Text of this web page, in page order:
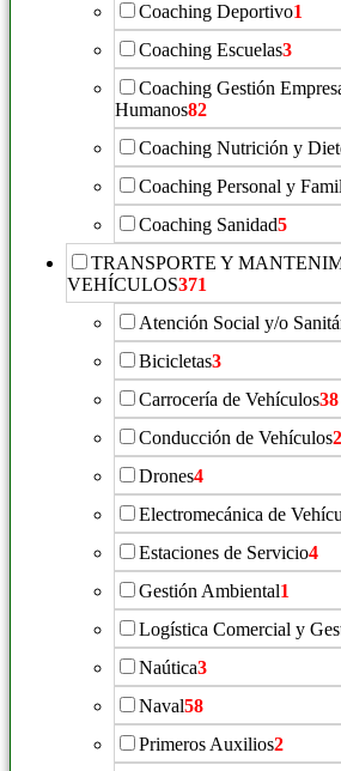
Coaching Deportivo1
Coaching Escuelas3
Coaching Gestión
Humanos82
Coaching Nutrición y
Coaching Personal y
Coaching Sanidad5
TRANSPORTE Y
VEHÍCULOS371
Atención Social y/o
Bicicletas3
Carrocería de Vehículos38
Conducción de Vehículos
Drones4
Electromecánica de
Estaciones de Servicio4
Gestión Ambiental1
Logística Comercial y
Naútica3
Naval58
Primeros Auxilios2